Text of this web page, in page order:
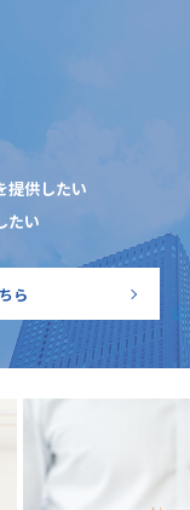
提供したい
たい
ら